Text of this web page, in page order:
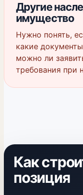
Другие
имущество
Нужно понять,
какие
можно ли
требования при
Как
позиция